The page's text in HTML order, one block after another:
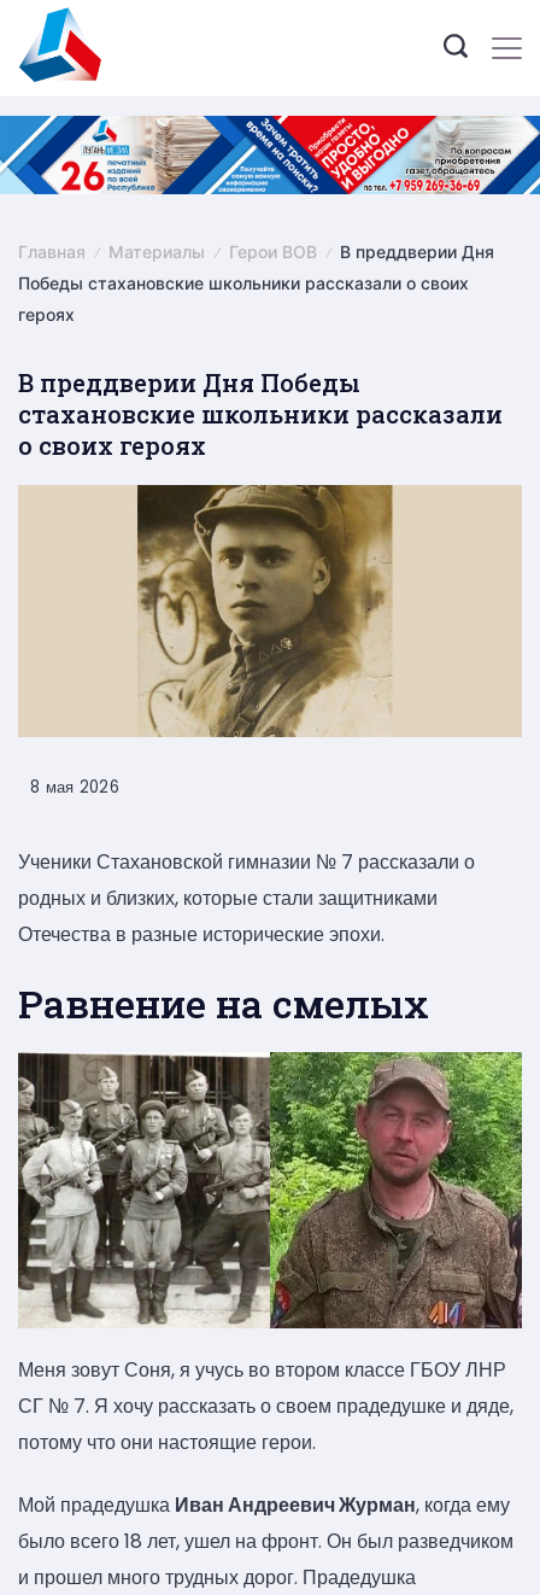
content
Главная Материалы Герои ВОВ
В преддверии Дня
Победы стахановские школьники рассказали о своих
героях
В преддверии Дня Победы
стахановские школьники рассказали
о своих героях
8 мая 2026
Ученики Стахановской гимназии № 7 рассказали о
родных и близких, которые стали защитниками
Отечества в разные исторические эпохи.
Равнение на смелых
Меня зовут Соня, я учусь во втором классе ГБОУ ЛНР
СГ № 7. Я хочу рассказать о своем прадедушке и дяде,
потому что они настоящие герои.
Мой прадедушка Иван Андреевич Журман, когда ему
было всего 18 лет, ушел на фронт. Он был разведчиком
и прошел много трудных дорог. Прадедушка